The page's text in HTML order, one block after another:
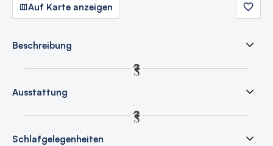
Auf Karte anzeigen
Beschreibung
Ausstattung
Schlafgelegenheiten